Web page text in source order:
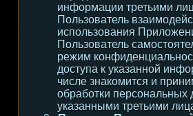
информации третьими
Пользователь
использования
Пользователь
режим
доступа к указанной
числе знакомится и
обработки персональных
указанными третьими